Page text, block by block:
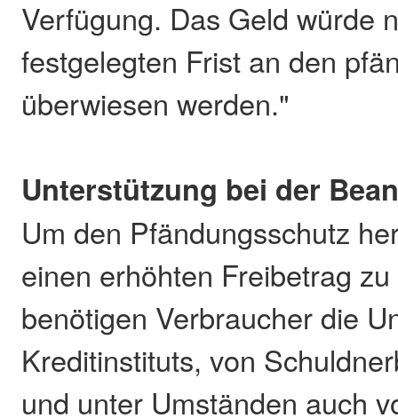
Verfügung. Das Geld würde
festgelegten Frist an den
überwiesen werden."
Unterstützung bei der
Um den Pfändungsschutz
einen erhöhten Freibetrag
benötigen Verbraucher die
Kreditinstituts, von
und unter Umständen auch